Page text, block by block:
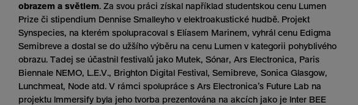
obrazem a světlem. Za svou práci získal například studentskou cenu Lumen
Prize či stipendium Dennise Smalleyho v elektroakustické hudbě. Projekt
Synspecies, na kterém spolupracoval s Elíasem Marinem, vyhrál cenu Edigma
Semibreve a dostal se do užšího výběru na cenu Lumen v kategorii pohyblivého
obrazu. Tadej se účastnil festivalů jako Mutek, Sónar, Ars Electronica, Paris
Biennale NEMO, L.E.V., Brighton Digital Festival, Semibreve, Sonica Glasgow,
Lunchmeat, Node atd. V rámci spolupráce s Ars Electronica’s Future Lab na
projektu Immersify byla jeho tvorba prezentována na akcích jako je Inter BEE